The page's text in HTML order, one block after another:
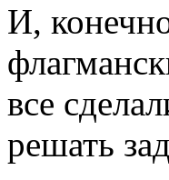
И,
все
решать